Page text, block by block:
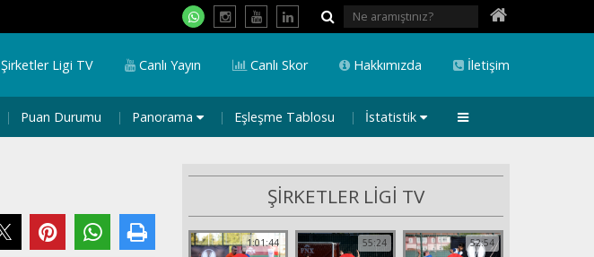
Puan Durumu Panorama Eşleşme Tablosu İstatistik
İletişim
Hakkımızda
Canlı Skor
Canlı Yayın
Şirketler Ligi TV
ŞİRKETLER LİGİ TV
1:01:44 55:24 52:54